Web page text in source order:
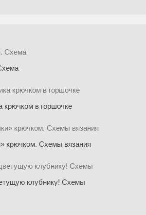
крючком в горшочке
крючком. Схемы вязания
клубнику! Схемы